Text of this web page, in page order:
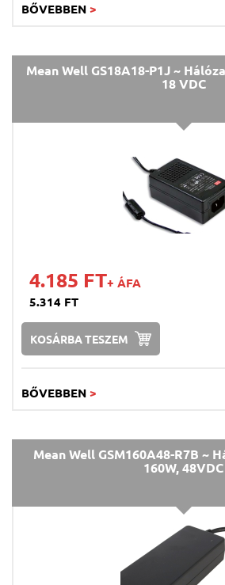
BŐVEBBEN >
Mean Well GS18A18-P1J ~
18 VDC
4.185 FT+ ÁFA
5.314 FT
KOSÁRBA TESZEM
BŐVEBBEN >
Mean Well GSM160A48-R7B ~
160W, 48VDC